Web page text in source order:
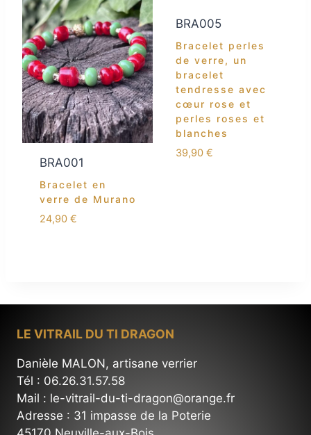
BRA001
Bracelet en
verre de Murano
24,90 €
BRA005
Bracelet perles
de verre, un
bracelet
tendresse avec
cœur rose et
perles roses et
blanches
39,90 €
LE VITRAIL DU TI DRAGON
Danièle MALON, artisane verrier
Tél : 06.26.31.57.58
Mail : le-vitrail-du-ti-dragon@orange.fr
Adresse : 31 impasse de la Poterie